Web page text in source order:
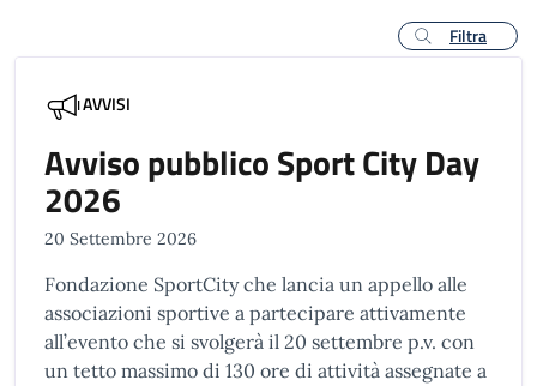
Filtra
AVVISI
Avviso pubblico Sport City Day
2026
20 Settembre 2026
Fondazione SportCity che lancia un appello alle
associazioni sportive a partecipare attivamente
all’evento che si svolgerà il 20 settembre p.v. con
un tetto massimo di 130 ore di attività assegnate a